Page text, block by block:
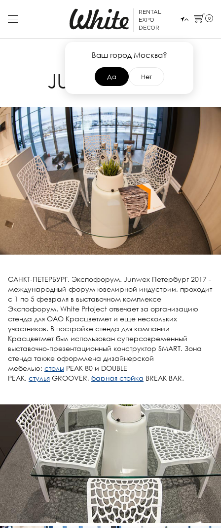
RENTAL
EXPO
DECOR
Ваш город Москва?
Да Нет
0
1 ФЕВРАЛЯ 2017
JUNWEX 2017
САНКТ-ПЕТЕРБУРГ. Экспофорум. Junwex Петербург 2017 -
международный форум ювелирной индустрии, проходит
с 1 по 5 февраля в выставочном комплексе
Экспофорум. White Prtoject отвечает за организацию
стенда для OAO Красцветмет и еще нескольких
участников. В постройке стенда для компании
Красцветмет был использован суперсовременный
выставочно-презентационный конструктор SMART. Зона
стенда также оформлена дизайнерской
мебелью: столы PEAK 80 и DOUBLE
PEAK, стулья GROOVER, барная стойка BREAK BAR.